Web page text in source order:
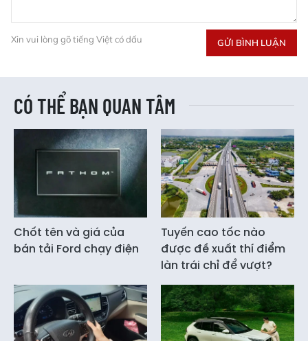
Xin vui lòng gõ tiếng Việt có dấu GỬI BÌNH LUẬN
CÓ THỂ BẠN QUAN TÂM
Chốt tên và giá của
bán tải Ford chạy điện
Tuyến cao tốc nào
được đề xuất thí điểm
làn trái chỉ để vượt?